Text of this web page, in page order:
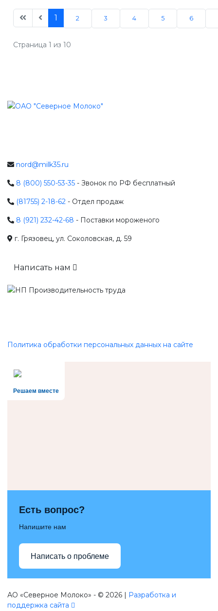
1 2 3 4 5 6
Страница 1 из 10
nord@milk35.ru
8 (800) 550-53-35 - Звонок по РФ бесплатный
(81755) 2-18-62 - Отдел продаж
8 (921) 232-42-68 - Поставки мороженого
г. Грязовец, ул. Соколовская, д. 59
Написать нам
Политика обработки персональных данных на сайте
Решаем вместе
Есть вопрос?
Напишите нам
Написать о проблеме
АО «Северное Молоко» - © 2026 | Разработка и
поддержка сайта